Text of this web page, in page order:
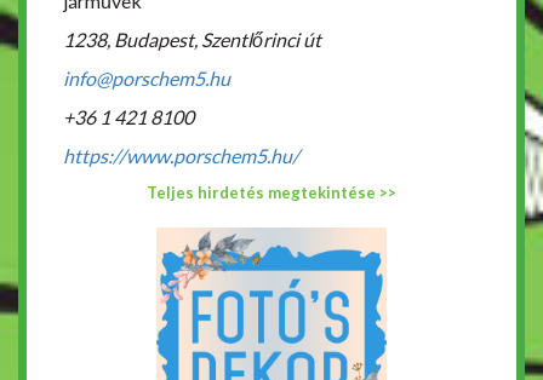
1238, Budapest, Szentlőrinci út
info@porschem5.hu
+36 1 421 8100
https://www.porschem5.hu/
Teljes hirdetés megtekintése >>